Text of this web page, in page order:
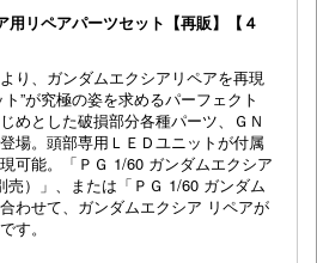
用リペアパーツセット【再販】【４
り、ガンダムエクシアリペアを再現
”が究極の姿を求めるパーフェクト
めとした破損部分各種パーツ、ＧＮ
場。頭部専用ＬＥＤユニットが付属
可能。「ＰＧ 1/60 ガンダムエクシア
売）」、または「ＰＧ 1/60 ガンダム
わせて、ガンダムエクシア リペアが
す。